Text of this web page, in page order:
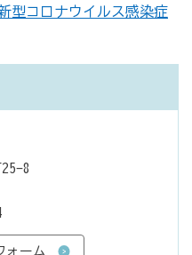
型コロナウイルス感染症
8